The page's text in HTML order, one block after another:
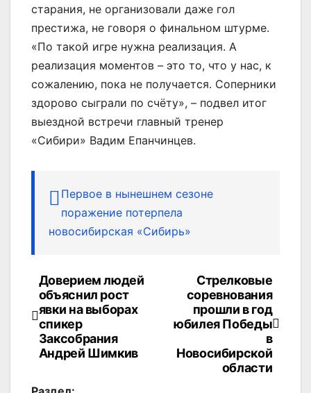
старания, не организовали даже гол
престижа, не говоря о финальном штурме.
«По такой игре нужна реализация. А
реализация моментов – это то, что у нас, к
сожалению, пока не получается. Соперники
здорово сыграли по счёту», – подвел итог
выездной встречи главный тренер
«Сибири» Вадим Епанчинцев.
Первое в нынешнем сезоне
поражение потерпела
новосибирская «Сибирь»
Навигация
по
записям
Стрелковые
соревнования
прошли в год
юбилея Победы
в
Новосибирской
области
Доверием людей
объяснил рост
явки на выборах
спикер
Заксобрания
Андрей Шимкив